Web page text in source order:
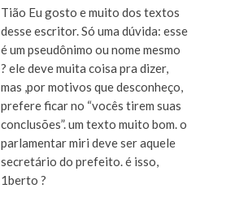
Tião Eu gosto e muito dos textos
desse escritor. Só uma dúvida: esse
é um pseudônimo ou nome mesmo
? ele deve muita coisa pra dizer,
mas ,por motivos que desconheço,
prefere ficar no “vocês tirem suas
conclusões”. um texto muito bom. o
parlamentar miri deve ser aquele
secretário do prefeito. é isso,
1berto ?